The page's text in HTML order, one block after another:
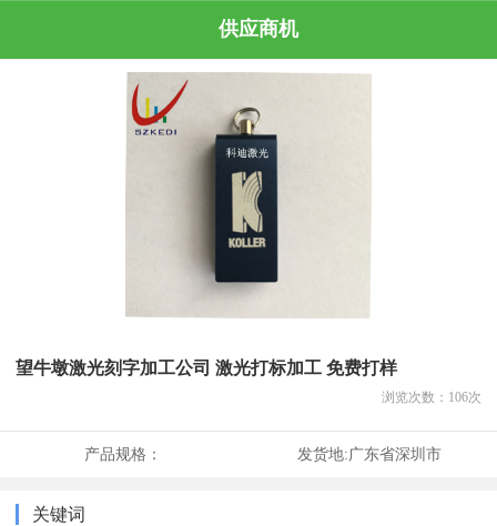
供应商机
望牛墩激光刻字加工公司 激光打标加工 免费打样
浏览次数： 106次
产品规格： 发货地:广东省深圳市
关键词